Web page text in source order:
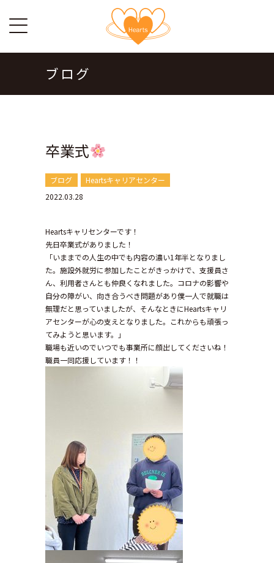
ブログ
卒業式
ブログ
Heartsキャリアセンター
2022.03.28
Heartsキャリセンターです！
先日卒業式がありました！
「いままでの人生の中でも内容の濃い1年半となりまし
た。施設外就労に参加したことがきっかけで、支援員さ
ん、利用者さんとも仲良くなれました。コロナの影響や
自分の障がい、向き合うべき問題があり僕一人で就職は
無理だと思っていましたが、そんなときにHeartsキャリ
アセンターが心の支えとなりました。これからも頑張っ
てみようと思います。」
職場も近いのでいつでも事業所に顔出してくださいね！
職員一同応援しています！！